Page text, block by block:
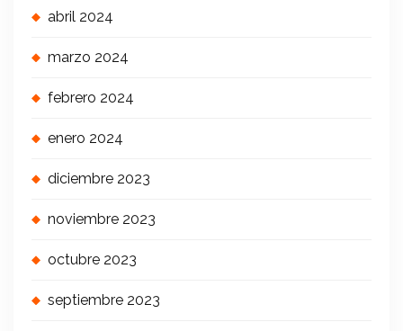
abril 2024
marzo 2024
febrero 2024
enero 2024
diciembre 2023
noviembre 2023
octubre 2023
septiembre 2023